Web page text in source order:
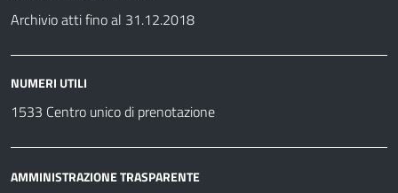
Archivio atti fino al 31.12.2018
NUMERI UTILI
1533 Centro unico di prenotazione
AMMINISTRAZIONE TRASPARENTE